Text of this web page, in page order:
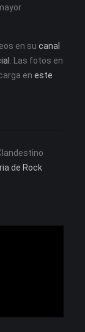
en su canal
. Las fotos en
en este
de Rock